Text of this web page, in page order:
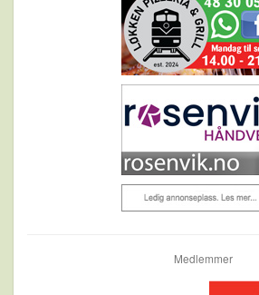
Medlemmer